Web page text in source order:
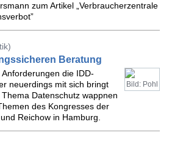
zum Artikel „Verbraucherzentrale
Beratung
Bild: Pohl
die IDD-
neuerdings mit sich bringt
Datenschutz wappnen
des Kongresses der
Reichow in Hamburg.